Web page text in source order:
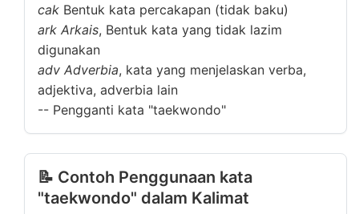
cak Bentuk kata percakapan (tidak baku)
ark Arkais, Bentuk kata yang tidak lazim
digunakan
adv Adverbia, kata yang menjelaskan verba,
adjektiva, adverbia lain
-- Pengganti kata "taekwondo"
📝 Contoh Penggunaan kata
"taekwondo" dalam Kalimat